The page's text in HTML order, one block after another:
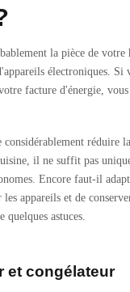
la pièce de votre
électroniques. Si
facture d'énergie,
considérablement réduire
il ne suffit pas
Encore faut-il
appareils et de
quelques astuces.
et congélateur